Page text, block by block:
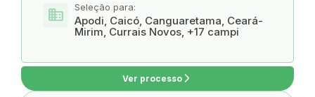
domain Seleção para:
Apodi, Caicó, Canguaretama, Ceará-
Mirim, Currais Novos, +17 campi
Ver processo arrow_forward_ios